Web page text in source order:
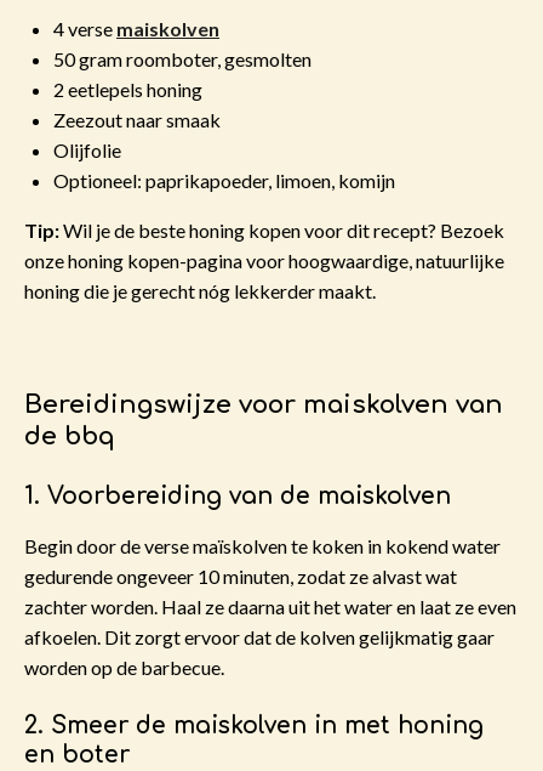
4 verse maiskolven
50 gram roomboter, gesmolten
2 eetlepels honing
Zeezout naar smaak
Olijfolie
Optioneel: paprikapoeder, limoen, komijn
Tip:Wil je de beste honing kopen voor dit recept? Bezoek
onze honing kopen-pagina voor hoogwaardige, natuurlijke
honing die je gerecht nóg lekkerder maakt.
Bereidingswijze voor maiskolven van
de bbq
1. Voorbereiding van de maiskolven
Begin door de verse maïskolven te koken in kokend water
gedurende ongeveer 10 minuten, zodat ze alvast wat
zachter worden. Haal ze daarna uit het water en laat ze even
afkoelen. Dit zorgt ervoor dat de kolven gelijkmatig gaar
worden op de barbecue.
2. Smeer de maiskolven in met honing
en boter